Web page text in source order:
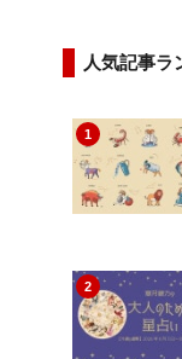
人気記事ラ
1
2